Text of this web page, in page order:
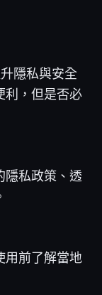
隱私與安全
利，但是否必
隱私政策、透
用前了解當地